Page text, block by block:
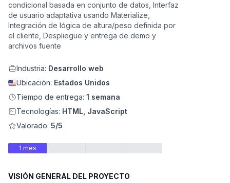
condicional basada en conjunto de datos, Interfaz
de usuario adaptativa usando Materialize,
Integración de lógica de altura/peso definida por
el cliente, Despliegue y entrega de demo y
archivos fuente
Industria: Desarrollo web
Ubicación: Estados Unidos
Tiempo de entrega: 1 semana
Tecnologías: HTML, JavaScript
Valorado: 5/5
1 mes
VISIÓN GENERAL DEL PROYECTO